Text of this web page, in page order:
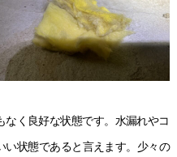
なく良好な状態です。水漏れやコ
い状態であると言えます。少々の